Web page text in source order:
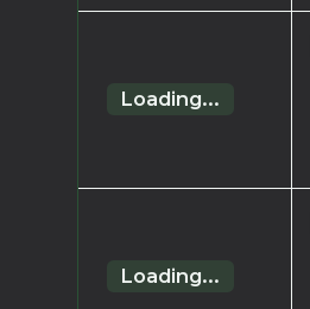
Loading...
Loading...